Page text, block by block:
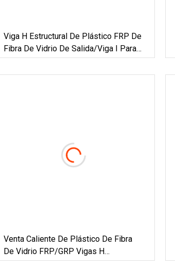
Viga H Estructural De Plástico FRP De
Fibra De Vidrio De Salida/viga I Para
Construcción
Venta Caliente De Plástico De Fibra
De Vidrio FRP/GRP Vigas H
Estructurales/vigas I